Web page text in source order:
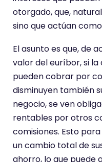
otorgado, que,
sino que actúan
El asunto es que, de
valor del euríbor, si
pueden cobrar por
disminuyen también
negocio, se ven
rentables por otros
comisiones. Esto
un cambio total de
ahorro, lo que puede